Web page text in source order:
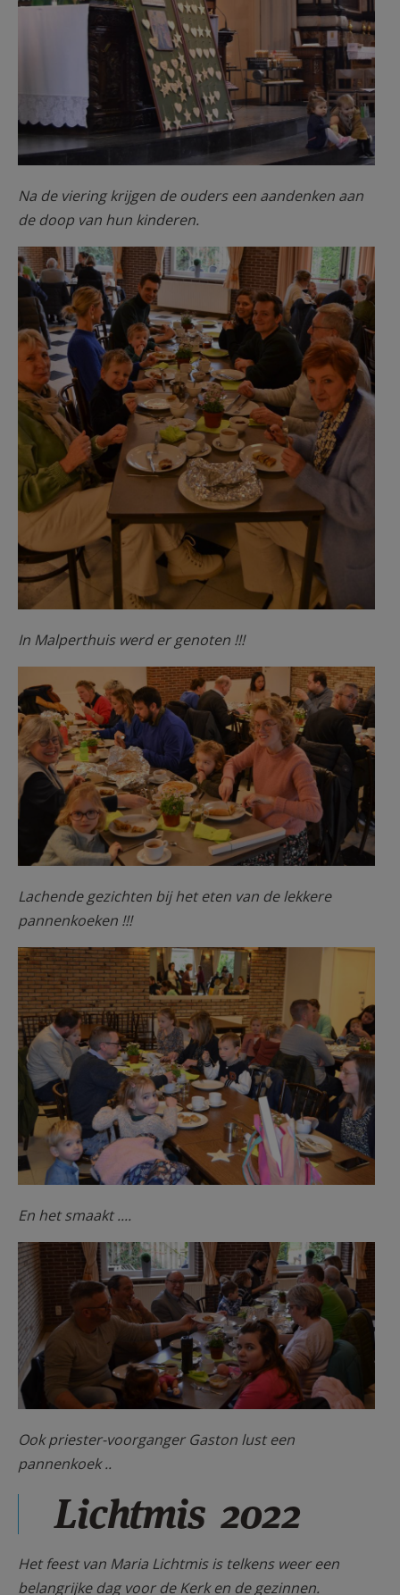
Na de viering krijgen de ouders een aandenken aan
de doop van hun kinderen.
Lichtmis 05.jpg
In Malperthuis werd er genoten !!!
Lichtmis 06.jpg
Lachende gezichten bij het eten van de lekkere
pannenkoeken !!!
Malperthuis.jpg
En het smaakt ....
Voorgnager.jpg
Ook priester-voorganger Gaston lust een
pannenkoek ..
Lichtmis 2022
Het feest van Maria Lichtmis is telkens weer een
belangrijke dag voor de Kerk en de gezinnen.